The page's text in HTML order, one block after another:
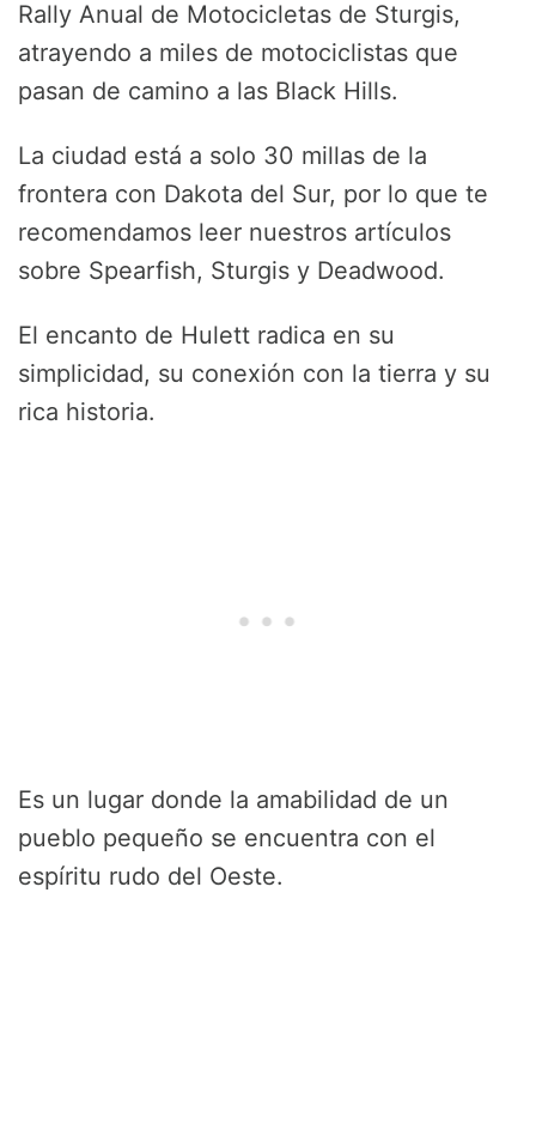
Rally Anual de Motocicletas de Sturgis,
atrayendo a miles de motociclistas que
pasan de camino a las Black Hills.
La ciudad está a solo 30 millas de la
frontera con Dakota del Sur, por lo que te
recomendamos leer nuestros artículos
sobre Spearfish, Sturgis y Deadwood.
El encanto de Hulett radica en su
simplicidad, su conexión con la tierra y su
rica historia.
Es un lugar donde la amabilidad de un
pueblo pequeño se encuentra con el
espíritu rudo del Oeste.